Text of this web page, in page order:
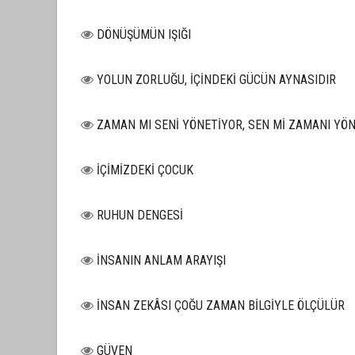
DÖNÜŞÜMÜN IŞIĞI
YOLUN ZORLUĞU, İÇİNDEKİ GÜCÜN AYNASIDIR
ZAMAN MI SENİ YÖNETİYOR, SEN Mİ ZAMANI
İÇİMİZDEKİ ÇOCUK
RUHUN DENGESİ
İNSANIN ANLAM ARAYIŞI
İNSAN ZEKÂSI ÇOĞU ZAMAN BİLGİYLE ÖLÇÜLÜR
GÜVEN